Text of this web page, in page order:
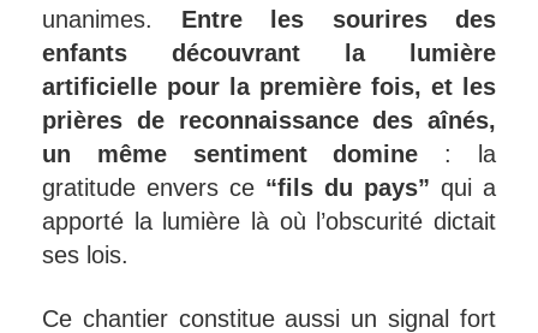
unanimes. Entre les sourires des
enfants découvrant la lumière
artificielle pour la première fois, et les
prières de reconnaissance des aînés,
un même sentiment domine : la
gratitude envers ce “fils du pays” qui a
apporté la lumière là où l’obscurité dictait
ses lois.
Ce chantier constitue aussi un signal fort